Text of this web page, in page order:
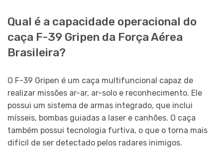
Qual é a capacidade operacional do
caça F-39 Gripen da Força Aérea
Brasileira?
O F-39 Gripen é um caça multifuncional capaz de
realizar missões ar-ar, ar-solo e reconhecimento. Ele
possui um sistema de armas integrado, que inclui
mísseis, bombas guiadas a laser e canhões. O caça
também possui tecnologia furtiva, o que o torna mais
difícil de ser detectado pelos radares inimigos.